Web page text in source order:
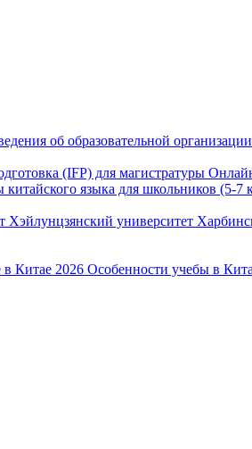
об образовательной
(IFP) для магистратуры
китайского языка для школьников (5-7
Хэйлунцзянский университет
в Китае 2026 Особенности учебы в